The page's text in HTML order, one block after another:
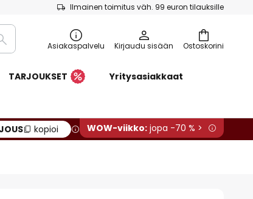
Ilmainen toimitus väh. 99 euron tilauksille
Ostoskorini
Etsi Asiakaspalvelu Kirjaudu sisään
TARJOUKSET Yritysasiakkaat
kopioi WOW-viikko: jopa -70 % >